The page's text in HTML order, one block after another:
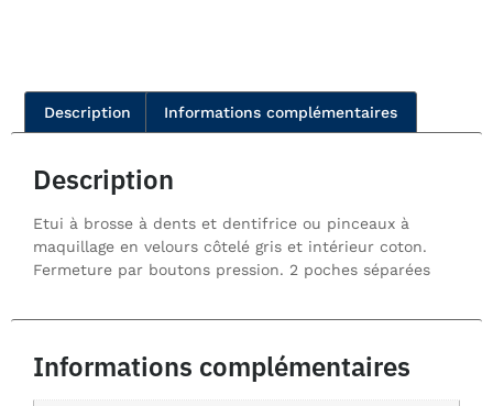
Description Informations complémentaires
Description
Etui à brosse à dents et dentifrice ou pinceaux à
maquillage en velours côtelé gris et intérieur coton.
Fermeture par boutons pression. 2 poches séparées
Informations complémentaires